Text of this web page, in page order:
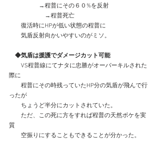
→程普にその６０%を反射
→程普死亡
復活時にHPが低い状態の程普に
気盾反射向かいやすいのがミソ。
◆気盾は援護でダメージカット可能
VS程普線にてナタに忠勝がオーバーキルされた
際に
程普にその時残っていたHP分の気盾が飛んで行
ったが
ちょうど半分にカットされていた。
ただ、この死に方をすれば程普の天然ボケを実
質
空振りにすることもできることが分かった。